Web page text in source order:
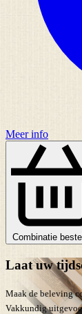
Meer info
Combinatie
Laat uw
Maak de beleving
Vakkundig